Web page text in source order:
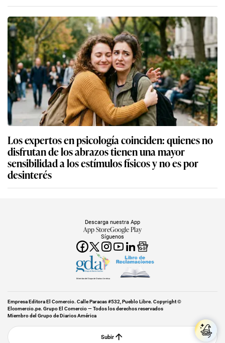
Los expertos en psicología coinciden: quienes no
disfrutan de los abrazos tienen una mayor
sensibilidad a los estímulos físicos y no es por
desinterés
Síguenos
Descarga nuestra App
App StoreGoogle Play
Miembro del Grupo de Diarios América
Empresa Editora El Comercio. Calle Paracas #532, Pueblo Libre. Copyright ©
Elcomercio.pe. Grupo El Comercio — Todos los derechos reservados
Miembro del Grupo de Diarios América
Subir